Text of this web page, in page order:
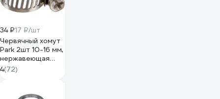
34 ₽17 ₽/шт
Червячный хомут
Park 2шт 10-16 мм,
нержавеющая
сталь 101199
4(72)